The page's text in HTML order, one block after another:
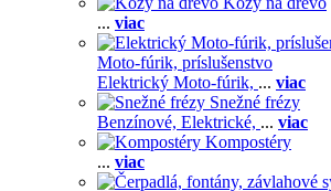
... viac
Moto-fúrik, príslušenstvo
Elektrický Moto-fúrik, ... viac
Snežné frézy
Benzínové, Elektrické, ... viac
Kompostéry
... viac